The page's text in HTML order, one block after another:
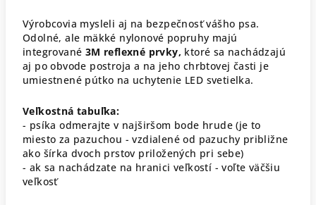
Výrobcovia mysleli aj na bezpečnosť vášho psa.
Odolné, ale mäkké nylonové popruhy majú
integrované 3M reflexné prvky, ktoré sa nachádzajú
aj po obvode postroja a na jeho chrbtovej časti je
umiestnené pútko na uchytenie LED svetielka.
Veľkostná tabuľka:
- psíka odmerajte v najširšom bode hrude (je to
miesto za pazuchou - vzdialené od pazuchy približne
ako šírka dvoch prstov priložených pri sebe)
- ak sa nachádzate na hranici veľkostí - voľte väčšiu
veľkosť